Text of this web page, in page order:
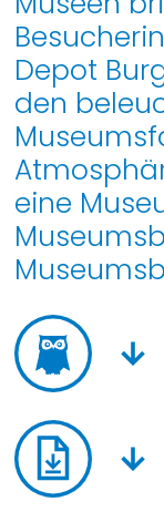
Depot
den
eine